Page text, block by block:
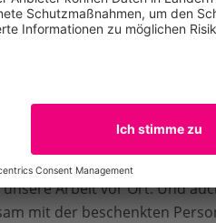
Sie ein
Person in Form von
Arbeit vor Ort. Und
mit der beschenkten